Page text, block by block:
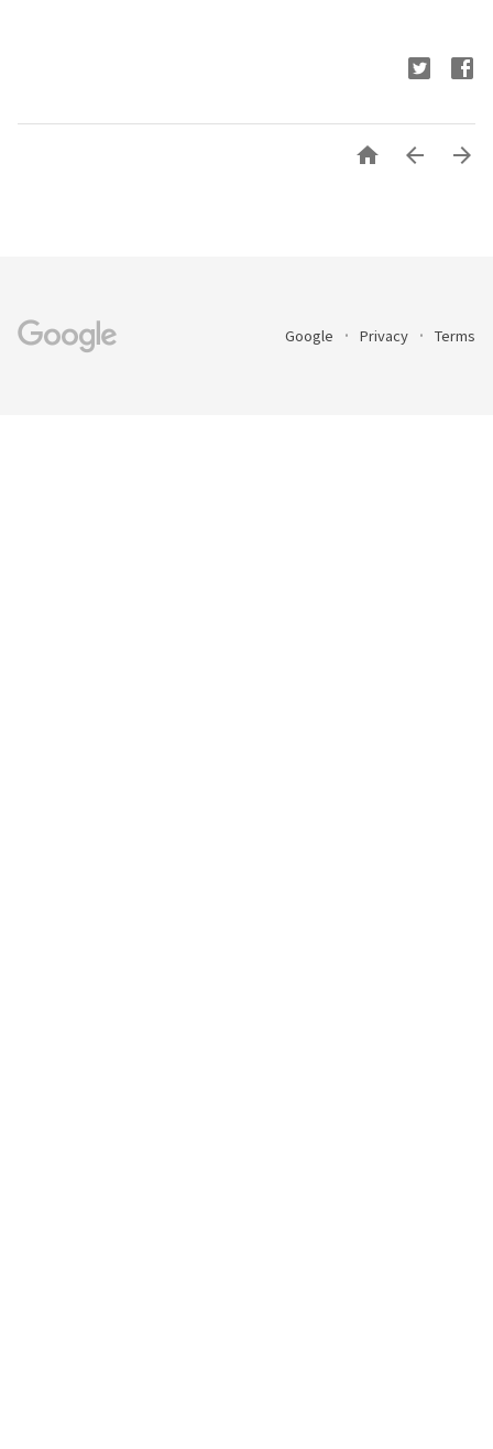
  
Google Privacy Terms